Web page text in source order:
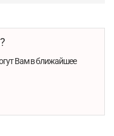
Вам в ближайшее